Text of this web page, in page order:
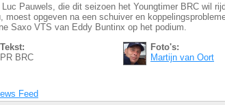
Pauwels, die dit seizoen het Youngtimer BRC wil
moest opgeven na een schuiver en
Saxo VTS van Eddy Buntinx op het podium.
Tekst:
PR BRC
Foto's:
Martijn van Oort
Feed